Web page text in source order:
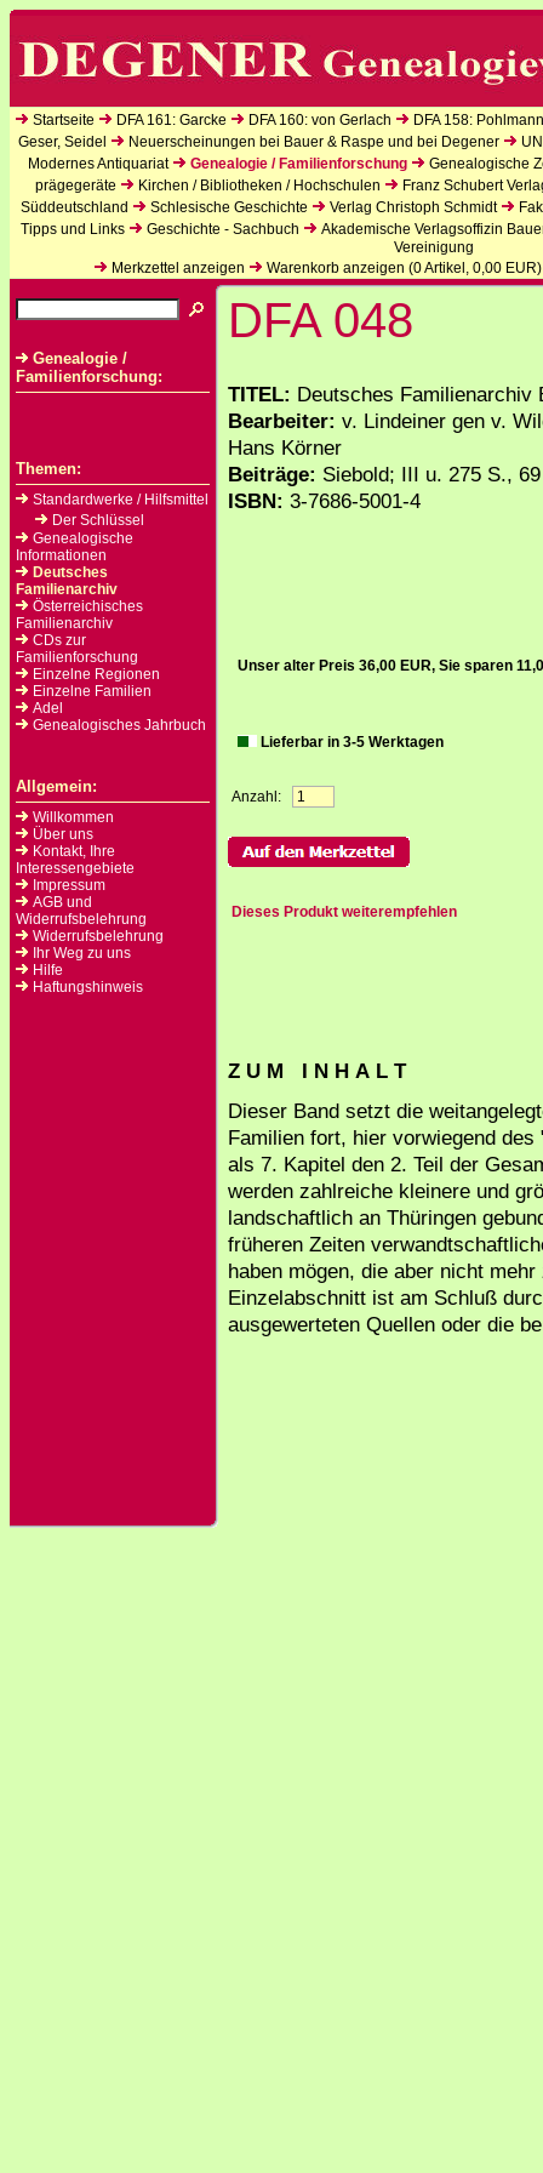
Startseite DFA 161: Garcke DFA 160: von Gerlach
DFA 158:
Geser, Seidel
Neuerscheinungen bei Bauer & Raspe und bei Degener
Modernes Antiquariat
Genealogie / Familienforschung
Genealogische
prägegeräte
Kirchen / Bibliotheken / Hochschulen
Franz Schubert
Süddeutschland
Schlesische Geschichte Verlag Christoph Schmidt
Tipps und Links
Geschichte - Sachbuch
Akademische Verlagsoffizin
Vereinigung
Merkzettel anzeigen
Warenkorb anzeigen (0Artikel, 0,00 EUR)
Genealogie /
Familienforschung:
Themen:
Standardwerke / Hilfsmittel
Der Schlüssel
Genealogische
Informationen
Deutsches
Familienarchiv
Österreichisches
Familienarchiv
CDs zur
Familienforschung
Einzelne Regionen
Einzelne Familien
Adel
Genealogisches Jahrbuch
Allgemein:
Willkommen
Über uns
Kontakt, Ihre
Interessengebiete
Impressum
AGB und
Widerrufsbelehrung
Widerrufsbelehrung
Ihr Weg zu uns
Hilfe
Haftungshinweis
DFA 048
TITEL: Deutsches Familienarchiv
Bearbeiter: v. Lindeiner gen v.
Hans Körner
Beiträge: Siebold; III u. 275 S.,
ISBN: 3-7686-5001-4
Unser alter Preis 36,00 EUR, Sie sparen
Lieferbar in 3-5 Werktagen
Anzahl:
Dieses Produkt weiterempfehlen
Z U M I N H A L T
Dieser Band setzt die
Familien fort, hier vorwiegend
als 7. Kapitel den 2. Teil der
werden zahlreiche kleinere und
landschaftlich an Thüringen
früheren Zeiten
haben mögen, die aber nicht
Einzelabschnitt ist am Schluß
ausgewerteten Quellen oder die